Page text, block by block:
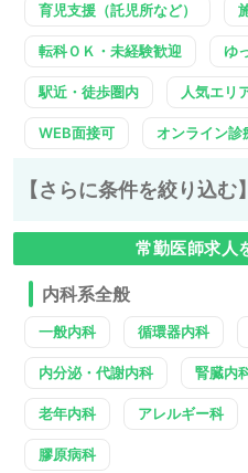
育児支援（託児所など）
転科ＯＫ・未経験歓迎 ゆ
駅近・徒歩圏内 人気エリ
WEB面接可 オンライン診
【さらに条件を絞り込む】
常勤医師求人
内科系全般
一般内科 循環器内科
内分泌・代謝内科 腎臓内
老年内科 アレルギー科
膠原病科